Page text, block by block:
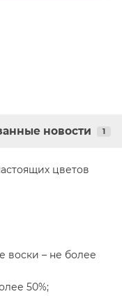
новости 1
цветов
воски – не более
50%;